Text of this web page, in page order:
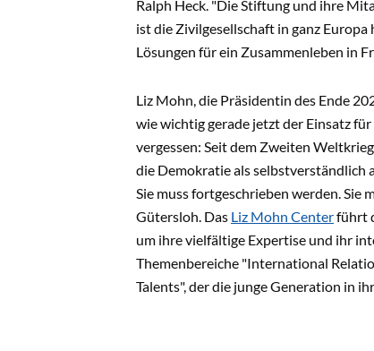
Ralph Heck. "Die Stiftung und ihre
ist die Zivilgesell­schaft in ganz
Lösungen für ein Zusammenleben in
Liz Mohn, die Präsidentin des Ende
wie wichtig gerade jetzt der Einsatz
ver­gessen: Seit dem Zweiten
die Demokratie als selbstverständlich
Sie muss fortgeschrieben werden. Sie
Gütersloh. Das Liz Mohn Centerführt
um ihre vielfältige Expertise und ihr
Themenbereiche "International
Talents", der die junge Generation in